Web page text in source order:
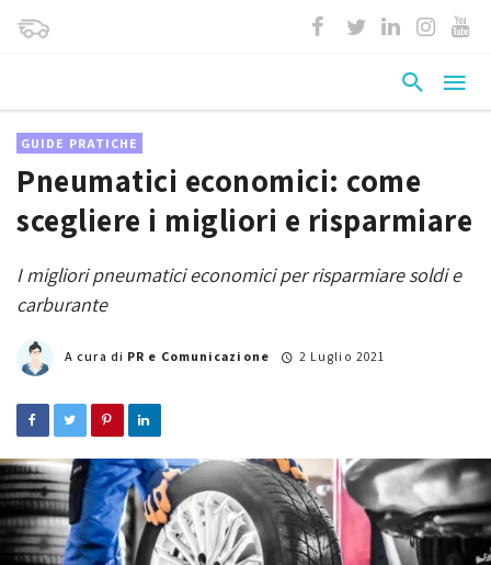
GUIDE PRATICHE
Pneumatici economici: come
scegliere i migliori e risparmiare
I migliori pneumatici economici per risparmiare soldi e
carburante
A cura di PR e Comunicazione 2 Luglio 2021